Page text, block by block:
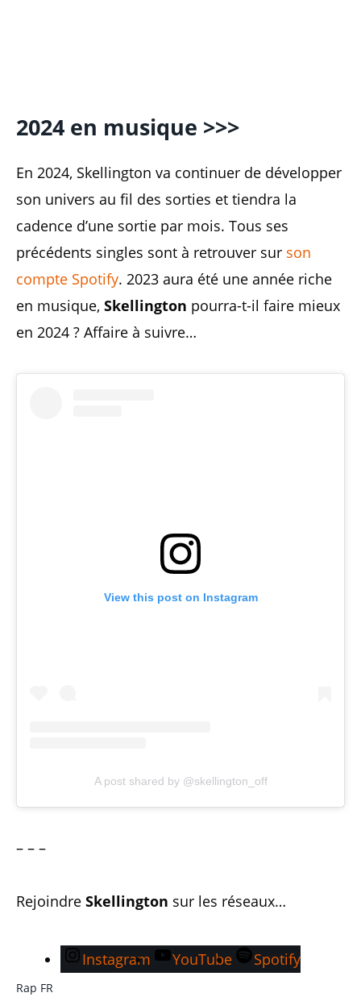
2024 en musique >>>
En 2024, Skellington va continuer de développer
son univers au fil des sorties et tiendra la
cadence d’une sortie par mois. Tous ses
précédents singles sont à retrouver sur son
compte Spotify. 2023 aura été une année riche
en musique, Skellington pourra-t-il faire mieux
en 2024 ? Affaire à suivre…
View this post on Instagram
A post shared by @skellington_off
– – –
Rejoindre Skellington sur les réseaux…
Instagram YouTube Spotify
Rap FR